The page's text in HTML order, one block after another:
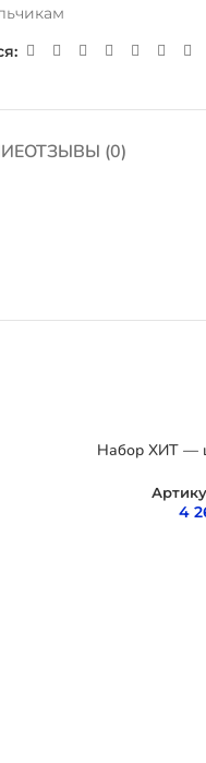
ОТЗЫВЫ (0)
Набор ХИТ —
4